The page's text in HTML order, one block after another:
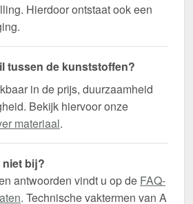
Hierdoor ontstaat ook een
tussen de kunststoffen?
in de prijs, duurzaamheid
Bekijk hiervoor onze
materiaal.
niet bij?
antwoorden vindt u op de FAQ-
. Technische vaktermen van A